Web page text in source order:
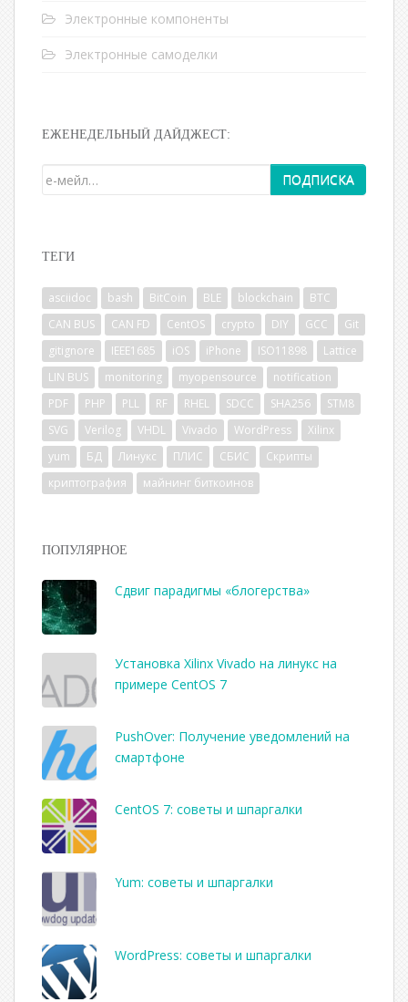
Электронные компоненты
Электронные самоделки
ЕЖЕНЕДЕЛЬНЫЙ ДАЙДЖЕСТ:
ТЕГИ
asciidoc bash BitCoin BLE blockchain
BTC
CAN BUS
CAN FD CentOS crypto DIY GCC
Git
gitignore
IEEE1685 iOS iPhone ISO11898
Lattice
LIN BUS
monitoring myopensource
notification
PDF
PHP PLL RF RHEL SDCC SHA256
STM8
SVG
Verilog VHDL Vivado WordPress
Xilinx
yum
БД Линукс ПЛИС СБИС
Скрипты
криптография
майнинг биткоинов
ПОПУЛЯРНОЕ
Сдвиг парадигмы «блогерства»
Установка Xilinx Vivado на линукс на
примере CentOS 7
PushOver: Получение уведомлений на
смартфоне
CentOS 7: советы и шпаргалки
Yum: советы и шпаргалки
WordPress: советы и шпаргалки